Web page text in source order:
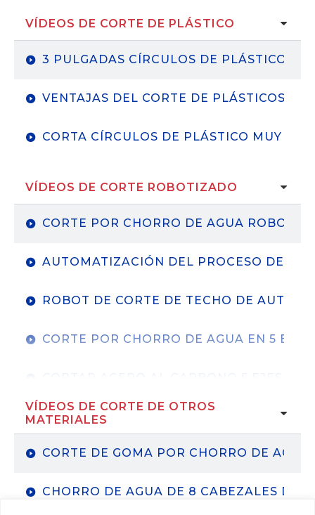
VÍDEOS DE CORTE DE PLÁSTICO
3 PULGADAS CÍRCULOS DE PLÁSTICO
VENTAJAS DEL CORTE DE PLÁSTICOS
CORTA CÍRCULOS DE PLÁSTICO MUY
VÍDEOS DE CORTE ROBOTIZADO
CORTE POR CHORRO DE AGUA
AUTOMATIZACIÓN DEL PROCESO DE
ROBOT DE CORTE DE TECHO DE
CORTE POR CHORRO DE AGUA EN 5
CÉLULAS DE CORTE ROBOTIZADAS-SPA
VÍDEOS DE CORTE DE OTROS
MATERIALES
CORTE DE GOMA POR CHORRO DE AGUA
CHORRO DE AGUA DE 8 CABEZALES DE